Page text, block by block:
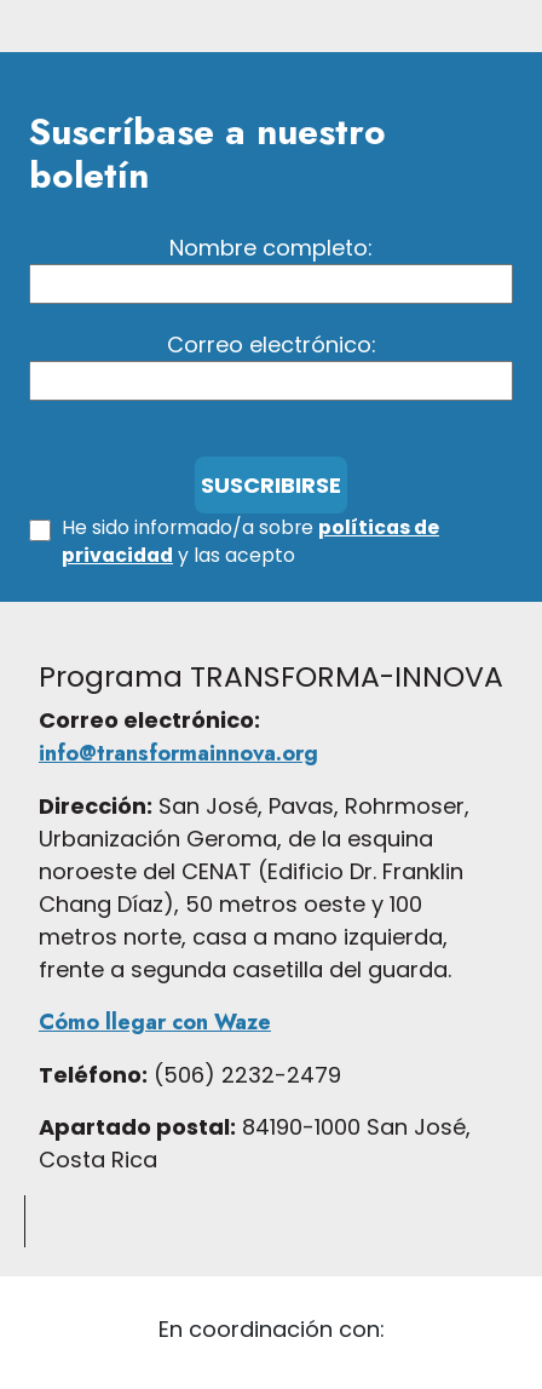
Suscríbase a nuestro
boletín
Nombre completo:
Correo electrónico:
He sido informado/a sobre políticas de
privacidad y las acepto
Programa TRANSFORMA-INNOVA
Correo electrónico:
info@transformainnova.org
Dirección: San José, Pavas, Rohrmoser,
Urbanización Geroma, de la esquina
noroeste del CENAT (Edificio Dr. Franklin
Chang Díaz), 50 metros oeste y 100
metros norte, casa a mano izquierda,
frente a segunda casetilla del guarda.
Cómo llegar con Waze
Teléfono: (506) 2232-2479
Apartado postal: 84190-1000 San José,
Costa Rica
En coordinación con: